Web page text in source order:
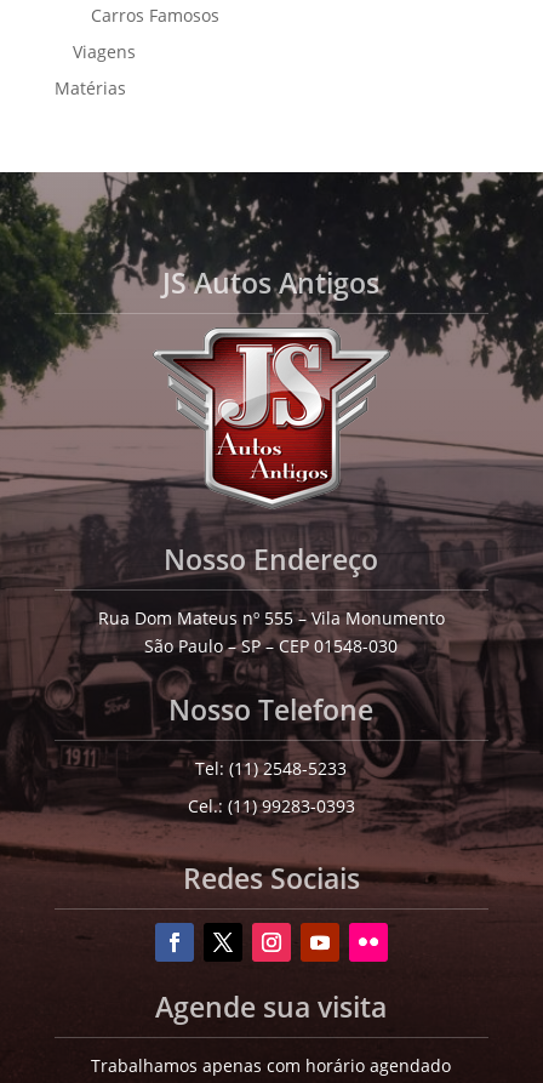
Carros Famosos
Viagens
Matérias
JS Autos Antigos
Nosso Endereço
Rua Dom Mateus nº 555 – Vila Monumento
São Paulo – SP – CEP 01548-030
Nosso Telefone
Tel: (11) 2548-5233
Cel.: (11) 99283-0393
Redes Sociais
Agende sua visita
Trabalhamos apenas com horário agendado